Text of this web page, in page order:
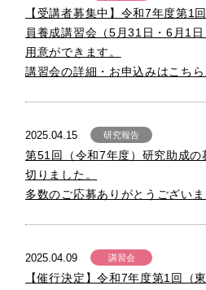
【受講者募集中】令和7年度第1
員養成講習会（5月31日・6月1
用意ができます。
講習会の詳細・お申込みはこちら
2025.04.15 研究報告
第51回（令和7年度）研究助成
切りました。
多数のご応募ありがとうございま
2025.04.09 講習会
【催行決定】令和7年度第1回（